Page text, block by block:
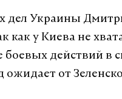
дел Украины
как у Киева не
боевых действий в
от